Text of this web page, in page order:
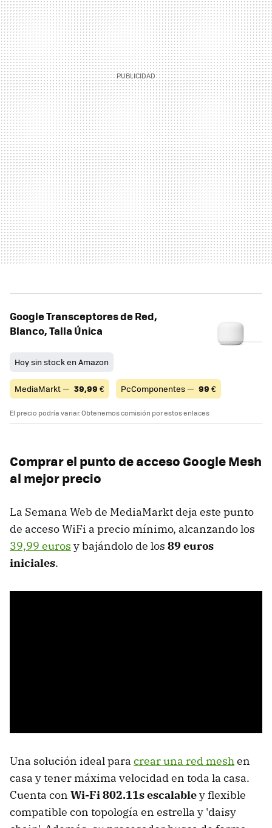
Google Transceptores de Red,
Blanco, Talla Única
Hoy sin stock en Amazon
MediaMarkt — 39,99 € PcComponentes — 99 €
El precio podría variar. Obtenemos comisión por estos enlaces
Comprar el punto de acceso Google Mesh
al mejor precio
La Semana Web de MediaMarkt deja este punto
de acceso WiFi a precio mínimo, alcanzando los
39,99 euros y bajándolo de los 89 euros
iniciales.
Una solución ideal para crear una red meshen
casa y tener máxima velocidad en toda la casa.
Cuenta con Wi-Fi 802.11s escalabley flexible
compatible con topología en estrella y 'daisy